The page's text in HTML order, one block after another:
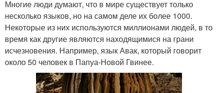
Многие люди думают, что в мире существует только
несколько языков, но на самом деле их более 1000.
Некоторые из них используются миллионами людей, в то
время как другие являются находящимися на грани
исчезновения. Например, язык Авак, который говорит
около 50 человек в Папуа-Новой Гвинее.